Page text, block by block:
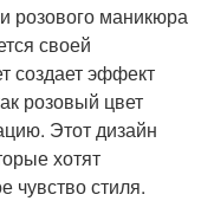
розового маникюра
своей
создает эффект
розовый цвет
Этот дизайн
хотят
чувство стиля.